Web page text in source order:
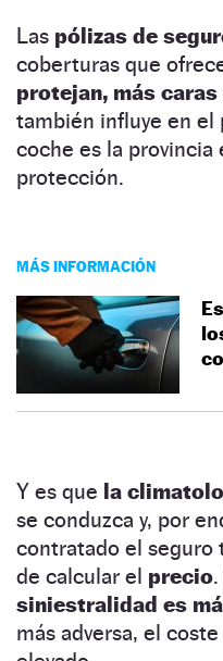
Las pólizas de
coberturas que
protejan, más caras
también influye en el
coche es la provincia
protección.
MÁS INFORMACIÓN
Y es que la
se conduzca y, por
contratado el seguro
de calcular el precio
siniestralidad es
más adversa, el